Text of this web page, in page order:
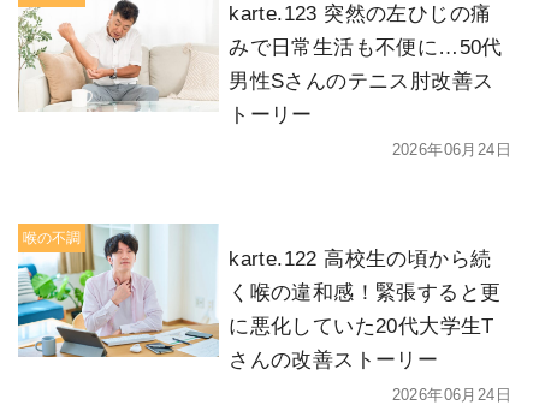
karte.123 突然の左ひじの痛
みで日常生活も不便に…50代
男性Sさんのテニス肘改善ス
トーリー
2026年06月24日
喉の不調
karte.122 高校生の頃から続
く喉の違和感！緊張すると更
に悪化していた20代大学生T
さんの改善ストーリー
2026年06月24日